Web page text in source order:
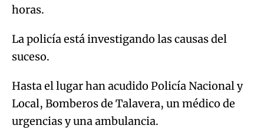
horas.
La policía está investigando las causas del
suceso.
Hasta el lugar han acudido Policía Nacional y
Local, Bomberos de Talavera, un médico de
urgencias y una ambulancia.